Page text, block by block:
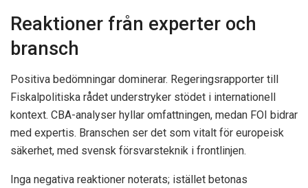
Reaktioner från experter och
bransch
Positiva bedömningar dominerar. Regeringsrapporter till
Fiskalpolitiska rådet understryker stödet i internationell
kontext. CBA-analyser hyllar omfattningen, medan FOI bidrar
med expertis. Branschen ser det som vitalt för europeisk
säkerhet, med svensk försvarsteknik i frontlinjen.
Inga negativa reaktioner noterats; istället betonas